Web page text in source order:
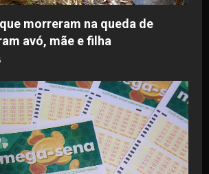
morreram na queda de
avó, mãe e filha